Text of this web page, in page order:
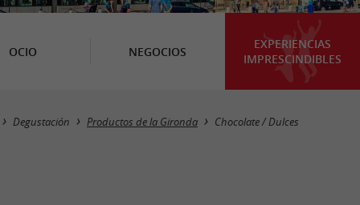
OCIO NEGOCIOS
EXPERIENCIAS
IMPRESCINDIBLES
Masquer la carte
Degustación Productos de la Gironda Chocolate / Dulces